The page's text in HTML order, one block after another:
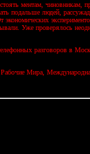
ментам, чиновникам,
подальше людей,
Уже проверялось
разговоров в
Рабочие Мира,